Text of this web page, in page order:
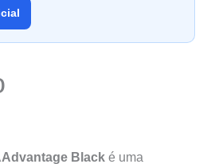
Black é uma